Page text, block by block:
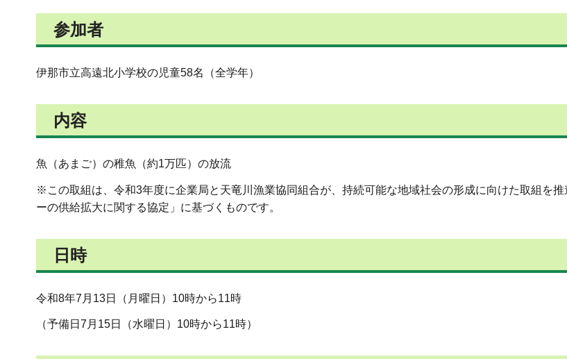
参加者
伊那市立高遠北小学校の児童58名（全学年）
内容
魚（あまご）の稚魚（約1万匹）の放流
※この取組は、令和3年度に企業局と天竜川漁業協同組合が、持続可能な地域社会の形成に向けた取組を
ーの供給拡大に関する協定」に基づくものです。
日時
令和8年7月13日（月曜日）10時から11時
（予備日7月15日（水曜日）10時から11時）